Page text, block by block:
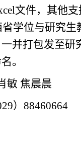
文件，其他
省学位与研究
并打包发至研
。
敏 焦晨晨
）88460664